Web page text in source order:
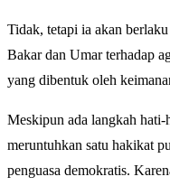
Tidak, tetapi ia akan
Bakar dan Umar terhadap
yang dibentuk oleh
Meskipun ada langkah
meruntuhkan satu hakikat
penguasa demokratis.